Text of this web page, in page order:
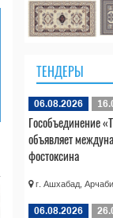
ТЕНДЕРЫ
06.08.2026
Гособъединение
объявляет
фостоксина
г. Ашхабад,
06.08.2026